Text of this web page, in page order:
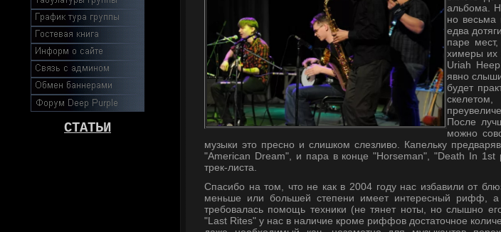
СТАТЬИ
альбома.
но весьма
едва
паре
химеры их
Uriah
явно
будет
После
можно
музыки это пресно и слишком слезливо. Капельку
"American Dream", и пара в конце "Horseman", "Death In 1st
трек-листа.
Спасибо на том, что не как в 2004 году нас избавили от
меньше или большей степени имеет интересный рифф, а
требовалась помощь техники (не тянет ноты, но слышно
"Last Rites" у нас в наличие кроме риффов достаточное